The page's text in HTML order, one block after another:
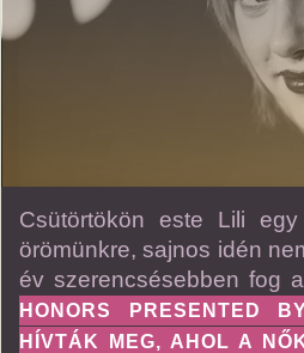
Csütörtökön este Lili
örömünkre, sajnos idén
év szerencsésebben fog
HONORS PRESENTED
HÍVTÁK MEG, AHOL A